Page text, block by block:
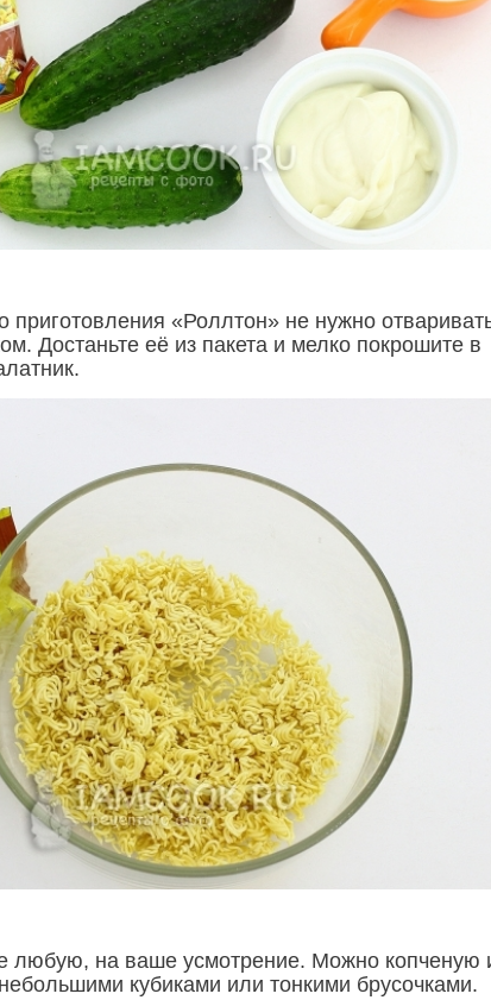
приготовления «Роллтон» не нужно
Достаньте её из пакета и мелко покрошите в
любую, на ваше усмотрение. Можно копченую
кубиками или тонкими брусочками.